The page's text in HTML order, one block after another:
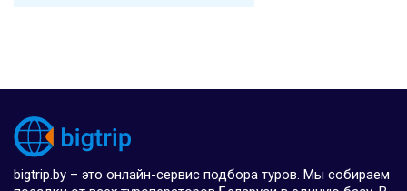
bigtrip.by – это онлайн-сервис подбора туров. Мы собираем